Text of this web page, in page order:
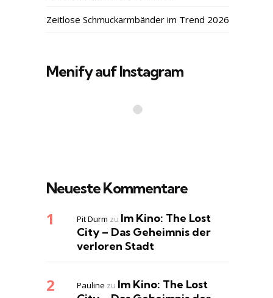
Zeitlose Schmuckarmbänder im Trend 2026
Menify auf Instagram
Neueste Kommentare
Pit Durm zu Im Kino: The Lost
City – Das Geheimnis der
verloren Stadt
Pauline zu Im Kino: The Lost